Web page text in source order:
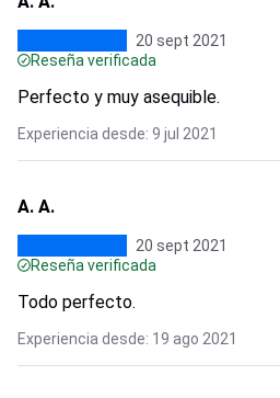
20 sept 2021
Reseña verificada
Perfecto y muy asequible.
Experiencia desde: 9 jul 2021
A. A.
20 sept 2021
Reseña verificada
Todo perfecto.
Experiencia desde: 19 ago 2021